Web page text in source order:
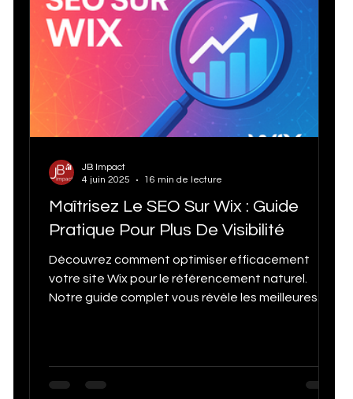
SEO Services Statistiques Vidéos Tik Tok
Agence SEO à Québec
Statistiques Médias Sociaux
Google my business tips and tricks
Stratégie Marketing 2025 Growth Marketing
Maîtrisez Le SEO Sur Wix : Guide
Pratique Pour Plus De Visibilité
Découvrez comment optimiser efficacement
votre site Wix pour le référencement naturel.
Notre guide complet vous révèle les meilleures
visibilité sur Google.
JB Impact
4 juin 2025
16 min de lecture